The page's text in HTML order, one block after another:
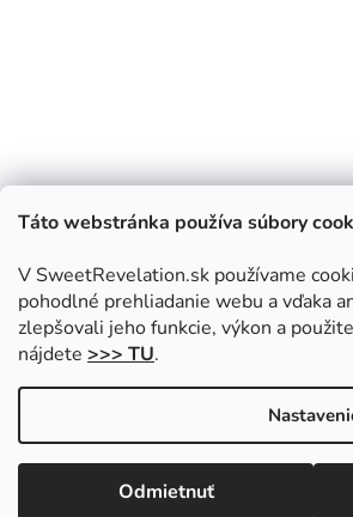
Táto webstránka používa súbory
V SweetRevelation.sk používame
pohodlné prehliadanie webu a vďaka
zlepšovali jeho funkcie, výkon a
nájdete >>> TU.
Odmietnuť